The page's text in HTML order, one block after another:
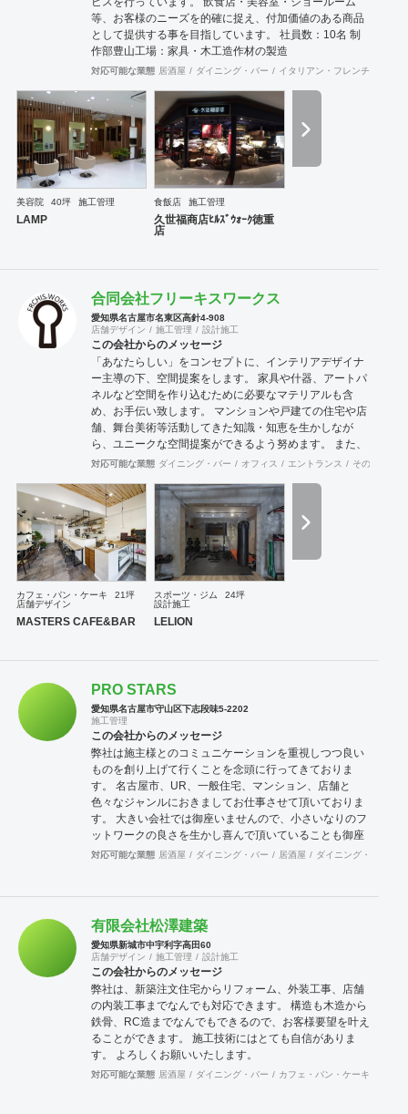
等、お客様のニーズを的確に捉え、付加価値のある商品
として提供する事を目指しています。 社員数：10名 制
作部豊山工場：家具・木工造作材の製造
対応可能な業態 居酒屋 ダイニング・バー イタリアン・フレンチ
美容院 40坪 施工管理
LAMP
食飯店 施工管理
久世福商店ﾋﾙｽﾞｳｫｰｸ徳重
店
合同会社フリーキスワークス
愛知県名古屋市名東区高針4-908
店舗デザイン
施工管理 設計施工
この会社からのメッセージ
「あなたらしい」をコンセプトに、インテリアデザイナ
ー主導の下、空間提案をします。 家具や什器、アートパ
ネルなど空間を作り込むために必要なマテリアルも含
め、お手伝い致します。 マンションや戸建ての住宅や店
舗、舞台美術等活動してきた知識・知恵を生かしなが
ら、ユニークな空間提案ができるよう努めます。 また、
雑誌やラジオ番組などでのご紹介やプレスリリースも必
対応可能な業態 ダイニング・バー オフィス エントランス その他
カフェ・パン・ケーキ
21坪
店舗デザイン
MASTERS CAFE&BAR
スポーツ・ジム
24坪
設計施工
LELION
PRO STARS
愛知県名古屋市守山区下志段味5-2202
施工管理
この会社からのメッセージ
弊社は施主様とのコミュニケーションを重視しつつ良い
ものを創り上げて行くことを念頭に行ってきておりま
す。 名古屋市、UR、一般住宅、マンション、店舗と
色々なジャンルにおきましてお仕事させて頂いておりま
す。 大きい会社では御座いませんので、小さいなりのフ
ットワークの良さを生かし喜んで頂いていることも御座
います。
対応可能な業態 居酒屋 ダイニング・バー 居酒屋 ダイニング・バー
有限会社松澤建築
愛知県新城市中宇利字高田60
店舗デザイン
施工管理 設計施工
この会社からのメッセージ
弊社は、新築注文住宅からリフォーム、外装工事、店舗
の内装工事までなんでも対応できます。 構造も木造から
鉄骨、RC造までなんでもできるので、お客様要望を叶え
ることができます。 施工技術にはとても自信がありま
す。 よろしくお願いいたします。
対応可能な業態 居酒屋 ダイニング・バー カフェ・パン・ケーキ